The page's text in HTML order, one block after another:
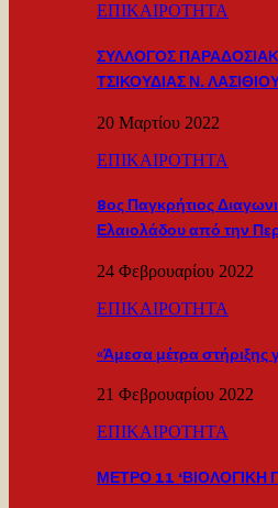
ΕΠΙΚΑΙΡΟΤΗΤΑ
ΣΥΛΛΟΓΟΣ
ΤΣΙΚΟΥΔΙΑΣ Ν.
20 Μαρτίου 2022
ΕΠΙΚΑΙΡΟΤΗΤΑ
8ος Παγκρήτιος
Ελαιολάδου από την
24 Φεβρουαρίου 2022
ΕΠΙΚΑΙΡΟΤΗΤΑ
«Άμεσα μέτρα στήριξης
21 Φεβρουαρίου 2022
ΕΠΙΚΑΙΡΟΤΗΤΑ
ΜΕΤΡΟ 11 ‘ΒΙΟΛΟΓΙΚΗ